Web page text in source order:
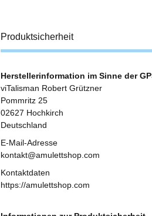
Produktsicherheit
Herstellerinformation im Sinne der
viTalisman Robert Grützner
Pommritz 25
02627 Hochkirch
Deutschland
E-Mail-Adresse
kontakt@amulettshop.com
Kontaktdaten
https://amulettshop.com